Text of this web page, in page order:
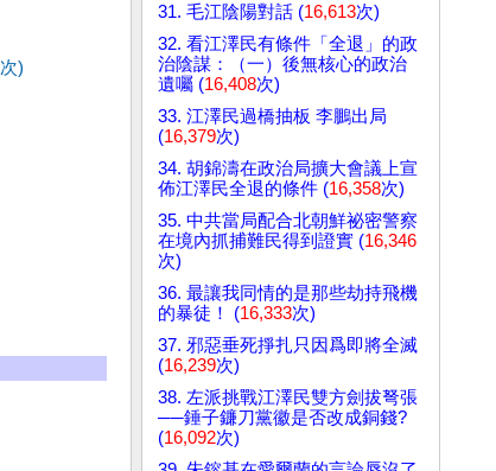
次)
31. 毛江陰陽對話 (16,613次)
32. 看江澤民有條件「全退」的政
治陰謀：（一）後無核心的政治
遺囑 (16,408次)
33. 江澤民過橋抽板 李鵬出局
(16,379次)
34. 胡錦濤在政治局擴大會議上宣
佈江澤民全退的條件 (16,358次)
35. 中共當局配合北朝鮮祕密警察
在境內抓捕難民得到證實 (16,346
次)
36. 最讓我同情的是那些劫持飛機
的暴徒！ (16,333次)
37. 邪惡垂死掙扎只因爲即將全滅
(16,239次)
38. 左派挑戰江澤民雙方劍拔弩張
──錘子鐮刀黨徽是否改成銅錢?
(16,092次)